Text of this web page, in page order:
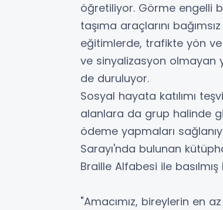
öğretiliyor. Görme engelli
taşıma araçlarını
eğitimlerde, trafikte yön ve
ve sinyalizasyon olmayan
de duruluyor.
Sosyal hayata katılımı
alanlara da grup halinde
ödeme yapmaları
Sarayı'nda bulunan
Braille Alfabesi ile
"Amacımız, bireylerin en